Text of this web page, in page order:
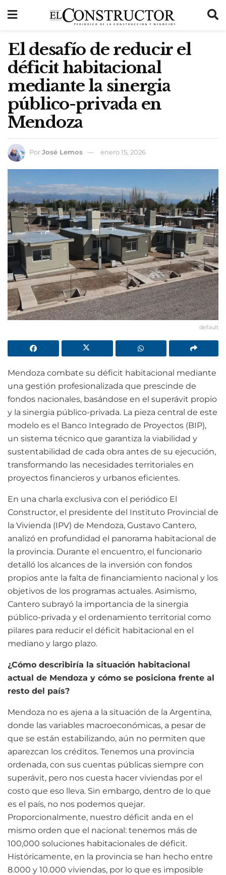
El desafío de reducir el
déficit habitacional
mediante la sinergia
público-privada en
Mendoza
PorJosé Lemos enero 15, 2026
default
Mendoza combate su déficit habitacional mediante
una gestión profesionalizada que prescinde de
fondos nacionales, basándose en el superávit propio
y la sinergia público-privada. La pieza central de este
modelo es el Banco Integrado de Proyectos (BIP),
un sistema técnico que garantiza la viabilidad y
sustentabilidad de cada obra antes de su ejecución,
transformando las necesidades territoriales en
proyectos financieros y urbanos eficientes.
En una charla exclusiva con el periódico El
Constructor, el presidente del Instituto Provincial de
la Vivienda (IPV) de Mendoza, Gustavo Cantero,
analizó en profundidad el panorama habitacional de
la provincia. Durante el encuentro, el funcionario
detalló los alcances de la inversión con fondos
propios ante la falta de financiamiento nacional y los
objetivos de los programas actuales. Asimismo,
Cantero subrayó la importancia de la sinergia
público-privada y el ordenamiento territorial como
pilares para reducir el déficit habitacional en el
mediano y largo plazo.
¿Cómo describiría la situación habitacional
actual de Mendoza y cómo se posiciona frente al
resto del país?
Mendoza no es ajena a la situación de la Argentina,
donde las variables macroeconómicas, a pesar de
que se están estabilizando, aún no permiten que
aparezcan los créditos. Tenemos una provincia
ordenada, con sus cuentas públicas siempre con
superávit, pero nos cuesta hacer viviendas por el
costo que eso lleva. Sin embargo, dentro de lo que
es el país, no nos podemos quejar.
Proporcionalmente, nuestro déficit anda en el
mismo orden que el nacional: tenemos más de
100,000 soluciones habitacionales de déficit.
Históricamente, en la provincia se han hecho entre
8.000 y 10.000 viviendas, por lo que es imposible